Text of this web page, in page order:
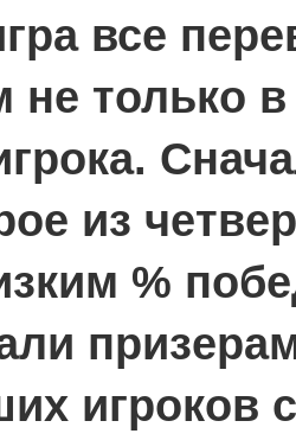
все
только в
из
%
игроков